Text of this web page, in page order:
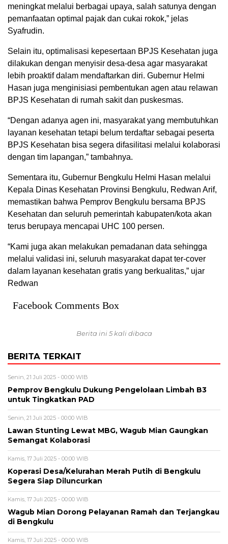
meningkat melalui berbagai upaya, salah satunya dengan
pemanfaatan optimal pajak dan cukai rokok,” jelas
Syafrudin.
Selain itu, optimalisasi kepesertaan BPJS Kesehatan juga
dilakukan dengan menyisir desa-desa agar masyarakat
lebih proaktif dalam mendaftarkan diri. Gubernur Helmi
Hasan juga menginisiasi pembentukan agen atau relawan
BPJS Kesehatan di rumah sakit dan puskesmas.
“Dengan adanya agen ini, masyarakat yang membutuhkan
layanan kesehatan tetapi belum terdaftar sebagai peserta
BPJS Kesehatan bisa segera difasilitasi melalui kolaborasi
dengan tim lapangan,” tambahnya.
Sementara itu, Gubernur Bengkulu Helmi Hasan melalui
Kepala Dinas Kesehatan Provinsi Bengkulu, Redwan Arif,
memastikan bahwa Pemprov Bengkulu bersama BPJS
Kesehatan dan seluruh pemerintah kabupaten/kota akan
terus berupaya mencapai UHC 100 persen.
“Kami juga akan melakukan pemadanan data sehingga
melalui validasi ini, seluruh masyarakat dapat ter-cover
dalam layanan kesehatan gratis yang berkualitas,” ujar
Redwan
Facebook Comments Box
Berita ini 5 kali dibaca
BERITA TERKAIT
Senin, 21 Juli 2025 - 00:00 WIB
Pemprov Bengkulu Dukung Pengelolaan Limbah B3
untuk Tingkatkan PAD
Senin, 21 Juli 2025 - 00:00 WIB
Lawan Stunting Lewat MBG, Wagub Mian Gaungkan
Semangat Kolaborasi
Kamis, 17 Juli 2025 - 00:00 WIB
Koperasi Desa/Kelurahan Merah Putih di Bengkulu
Segera Siap Diluncurkan
Kamis, 17 Juli 2025 - 00:00 WIB
Wagub Mian Dorong Pelayanan Ramah dan Terjangkau
di Bengkulu
Kamis, 17 Juli 2025 - 00:00 WIB